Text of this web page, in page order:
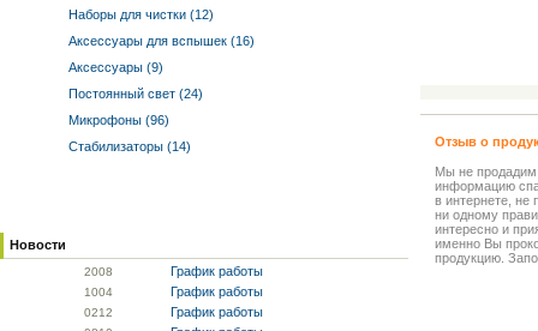
Наборы для чистки (12)
Аксессуары для вспышек (16)
Аксессуары (9)
Постоянный свет (24)
Микрофоны (96)
Стабилизаторы (14)
Новости
2008 График работы
1004 График работы
0212 График работы
Отзыв о
Мы не
информацию
в интернете, не
ни одному
интересно и
именно Вы
продукцию.